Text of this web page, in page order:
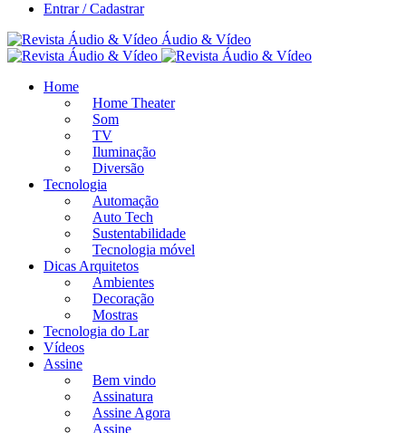
Entrar / Cadastrar
Áudio & Vídeo
Home
Home Theater
Som
TV
Iluminação
Diversão
Tecnologia
Automação
Auto Tech
Sustentabilidade
Tecnologia móvel
Dicas Arquitetos
Ambientes
Decoração
Mostras
Tecnologia do Lar
Vídeos
Assine
Bem vindo
Assinatura
Assine Agora
Assine